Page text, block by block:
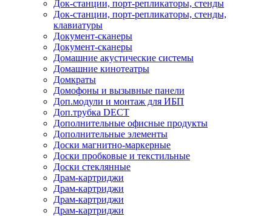
Док-станции, порт-репликаторы, стенды
Док-станции, порт-репликаторы, стенды,
клавиатуры
Документ-сканеры
Документ-сканеры
Домашние акустические системы
Домашние кинотеатры
Домкраты
Домофоны и вызывные панели
Доп.модули и монтаж для ИБП
Доп.трубка DECT
Дополнительные офисные продукты
Дополнительные элементы
Доски магнитно-маркерные
Доски пробковые и текстильные
Доски стеклянные
Драм-картриджи
Драм-картриджи
Драм-картриджи
Драм-картриджи